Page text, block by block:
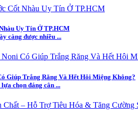
Uy Tín Ở TP.HCM
càng được nhiều ...
Giúp Trắng Răng Và Hết Hôi Miệng Không?
chọn đáng cân ...